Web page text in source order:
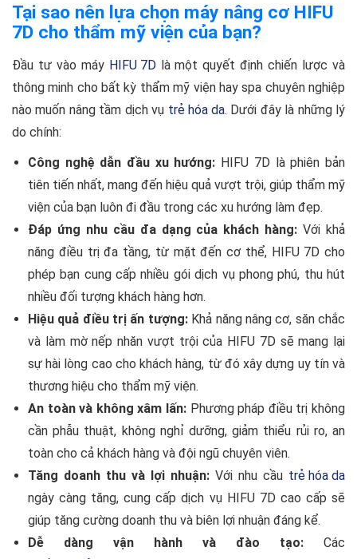
Tại sao nên lựa chọn máy nâng cơ HIFU
7D cho thẩm mỹ viện của bạn?
Đầu tư vào máy HIFU 7Dlà một quyết định chiến lược và
thông minh cho bất kỳ thẩm mỹ viện hay spa chuyên nghiệp
nào muốn nâng tầm dịch vụ trẻ hóa da. Dưới đây là những lý
do chính:
Công nghệ dẫn đầu xu hướng: HIFU 7D là phiên bản
tiên tiến nhất, mang đến hiệu quả vượt trội, giúp thẩm mỹ
viện của bạn luôn đi đầu trong các xu hướng làm đẹp.
Đáp ứng nhu cầu đa dạng của khách hàng: Với khả
năng điều trị đa tầng, từ mặt đến cơ thể, HIFU 7D cho
phép bạn cung cấp nhiều gói dịch vụ phong phú, thu hút
nhiều đối tượng khách hàng hơn.
Hiệu quả điều trị ấn tượng:Khả năng nâng cơ, săn chắc
và làm mờ nếp nhăn vượt trội của HIFU 7D sẽ mang lại
sự hài lòng cao cho khách hàng, từ đó xây dựng uy tín và
thương hiệu cho thẩm mỹ viện.
An toàn và không xâm lấn: Phương pháp điều trị không
cần phẫu thuật, không nghỉ dưỡng, giảm thiểu rủi ro, an
toàn cho cả khách hàng và đội ngũ chuyên viên.
Tăng doanh thu và lợi nhuận: Với nhu cầu trẻ hóa da
ngày càng tăng, cung cấp dịch vụ HIFU 7D cao cấp sẽ
giúp tăng cường doanh thu và biên lợi nhuận đáng kể.
Dễ dàng vận hành và đào tạo: Các